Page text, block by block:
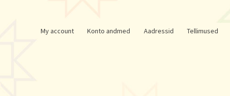
My account Konto andmed Aadressid Tellimused